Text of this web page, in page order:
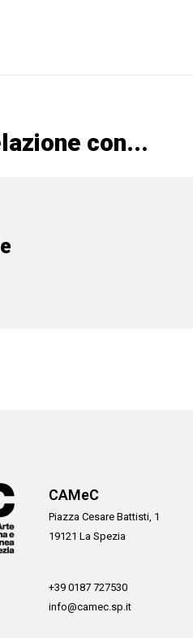
con...
CAMeC
Piazza Cesare Battisti, 1
19121 La Spezia
+39 0187 727530
info@camec.sp.it